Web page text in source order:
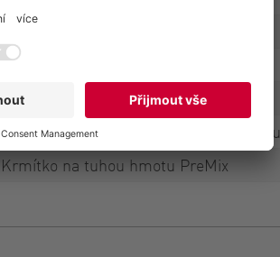
2021
100 Kw
Hovězí hnůj s dlouhou vláknitou
Krmítko na tuhou hmotu PreMix